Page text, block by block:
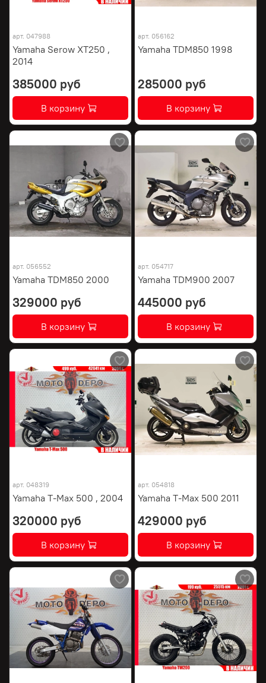
арт. 047988
Yamaha Serow XT250 ,
2014
385000 руб
В корзину
арт. 056162
Yamaha TDM850 1998
285000 руб
В корзину
арт. 056552
Yamaha TDM850 2000
329000 руб
В корзину
арт. 054717
Yamaha TDM900 2007
445000 руб
В корзину
арт. 048319
Yamaha T-Max 500 , 2004
320000 руб
В корзину
арт. 054818
Yamaha T-Max 500 2011
429000 руб
В корзину